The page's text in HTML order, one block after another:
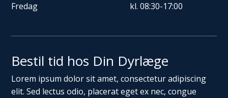
Fredag
kl. 08:30-17:00
Bestil tid hos Din Dyrlæge
Lorem ipsum dolor sit amet, consectetur adipiscing
elit. Sed lectus odio, placerat eget ex nec, congue